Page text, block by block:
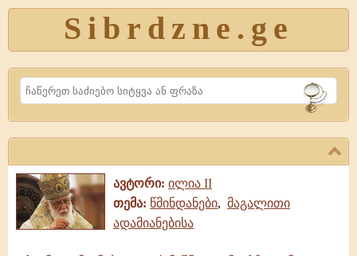
Sibrdzne.ge
Search
ავტორი: ილია II
თემა: წმინდანები, მაგალითი
ადამიანებისა